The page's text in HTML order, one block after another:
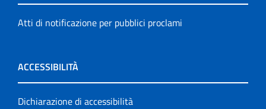
Atti di notificazione per pubblici proclami
ACCESSIBILITÀ
Dichiarazione di accessibilità